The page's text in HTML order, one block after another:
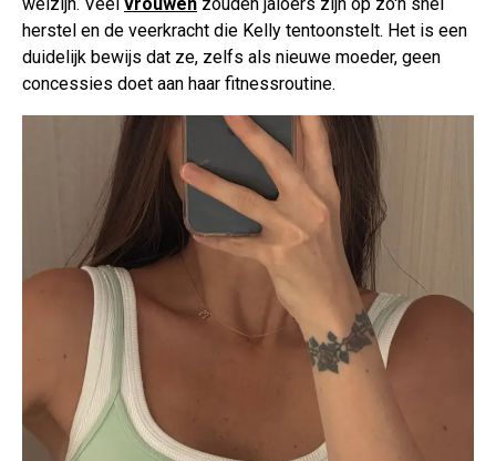
welzijn. Veel vrouwen zouden jaloers zijn op zo'n snel
herstel en de veerkracht die Kelly tentoonstelt. Het is een
duidelijk bewijs dat ze, zelfs als nieuwe moeder, geen
concessies doet aan haar fitnessroutine.